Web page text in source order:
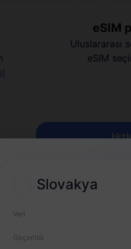
eSIM
Uluslararası
eSIM
Slovakya
Veri
Geçerlilik